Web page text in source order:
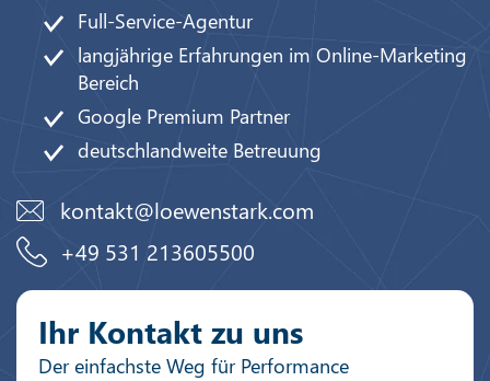
Full-Service-Agentur
langjährige Erfahrungen im Online-Marketing
Bereich
Google Premium Partner
deutschlandweite Betreuung
kontakt@loewenstark.com
+49 531 213605500
Ihr Kontakt zu uns
Der einfachste Weg für Performance